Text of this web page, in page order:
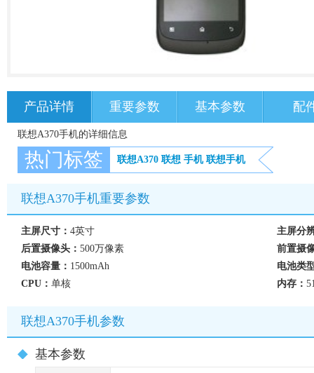
产品详情 重要参数 基本参数 配
联想A370手机的详细信息
热门标签 联想A370 联想 手机 联想手机
联想A370手机重要参数
主屏尺寸： 4英寸
主屏分
后置摄像头： 500万像素
前置摄
电池容量： 1500mAh
电池类
CPU： 单核 内存：
联想A370手机参数
基本参数